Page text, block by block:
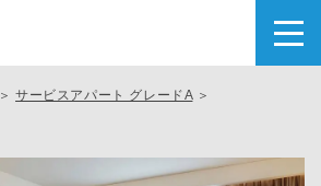
＞サービスアパート グレードA＞